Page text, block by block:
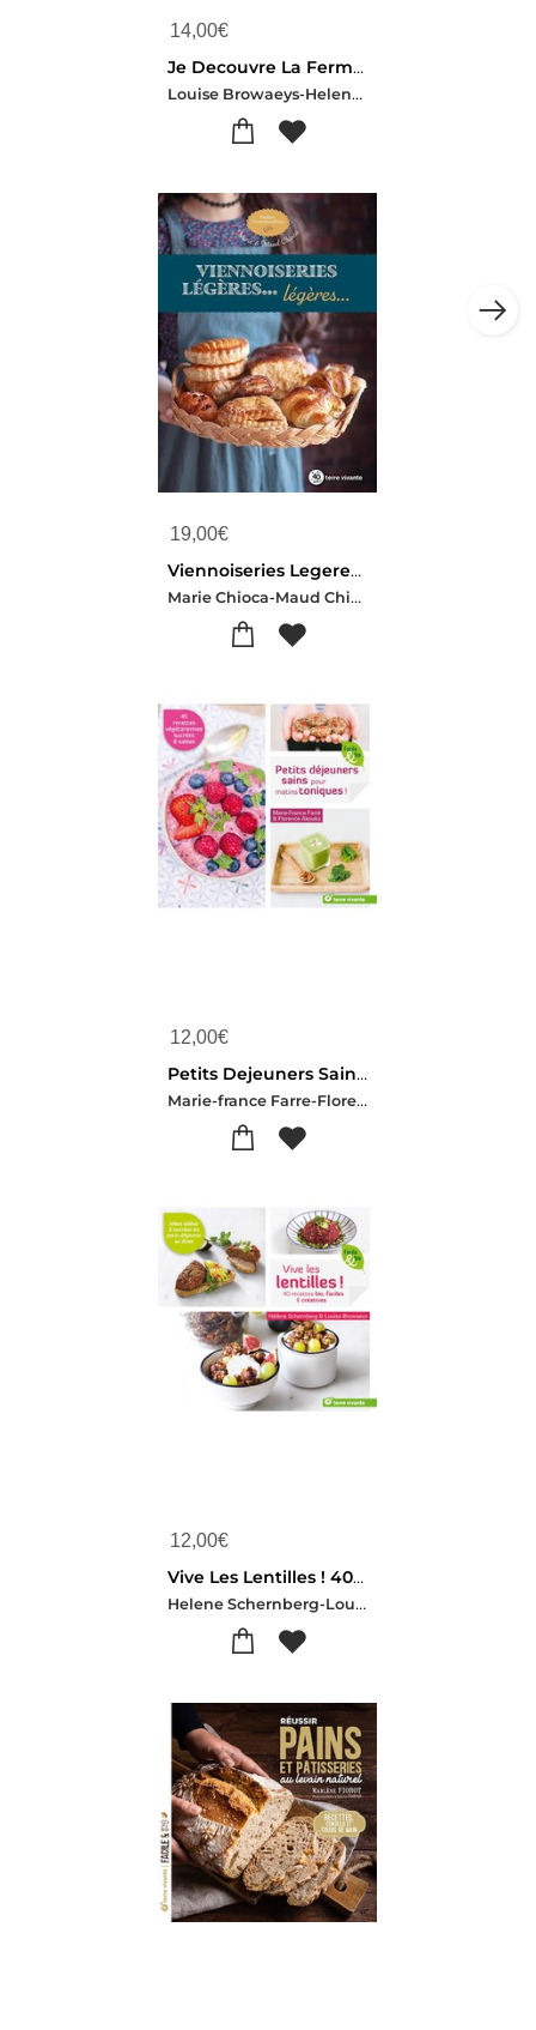
14,00€
Je Decouvre La Fermentation : Du Vivant Dans Mon Assiette ! Kimchi, Choucroute, Citrons Confits, Kombucha, Yahourts
Louise Browaeys-Helene Schernberg
19,00€
Viennoiseries Legeres... Legeres...
Marie Chioca-Maud Chioca
12,00€
Petits Dejeuners Sains Pour Matins Toniques ! 45 Recettes Vegetariennes Salees Et Sucrees
Marie-france Farre-Florence Akouka
12,00€
Vive Les Lentilles ! 40 Recettes Bio, Faciles & Creatives
Helene Schernberg-Louise Browaeys